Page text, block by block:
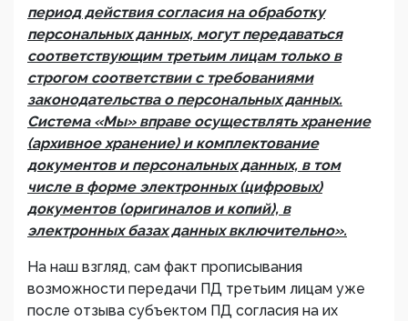
период действия согласия на обработку
персональных данных, могут передаваться
соответствующим третьим лицам только в
строгом соответствии с требованиями
законодательства о персональных данных.
Система «Мы» вправе осуществлять хранение
(архивное хранение) и комплектование
документов и персональных данных, в том
числе в форме электронных (цифровых)
документов (оригиналов и копий), в
электронных базах данных включительно».
На наш взгляд, сам факт прописывания
возможности передачи ПД третьим лицам уже
после отзыва субъектом ПД согласия на их